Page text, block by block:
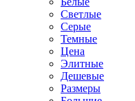
Светлые
Серые
Темные
Цена
Элитные
Дешевые
Размеры